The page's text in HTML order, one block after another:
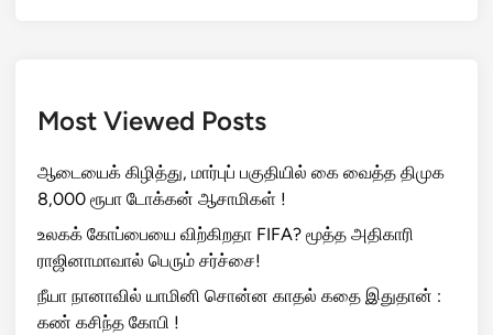
Most Viewed Posts
ஆடையைக் கிழித்து, மார்புப் பகுதியில் கை வைத்த திமுக
8,000 ரூபா டோக்கன் ஆசாமிகள் !
உலகக் கோப்பையை விற்கிறதா FIFA? மூத்த அதிகாரி
ராஜினாமாவால் பெரும் சர்ச்சை!
நீயா நானாவில் யாமினி சொன்ன காதல் கதை இதுதான் :
கண் கசிந்த கோபி !